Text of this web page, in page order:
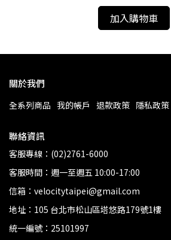
加入購物車
關於我們
全系列商品 我的帳戶 退款政策 隱私政策
聯絡資訊
客服專線：(02)2761-6000
客服時間：週一至週五 10:00-17:00
信箱：velocitytaipei@gmail.com
地址：105 台北市松山區塔悠路179號1樓
統一編號：25101997